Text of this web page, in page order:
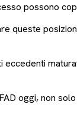
possono
queste
eccedenti
oggi, non